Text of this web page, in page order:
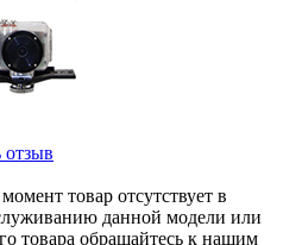
отзыв
товар отсутствует в
данной модели или
товара обращайтесь к нашим